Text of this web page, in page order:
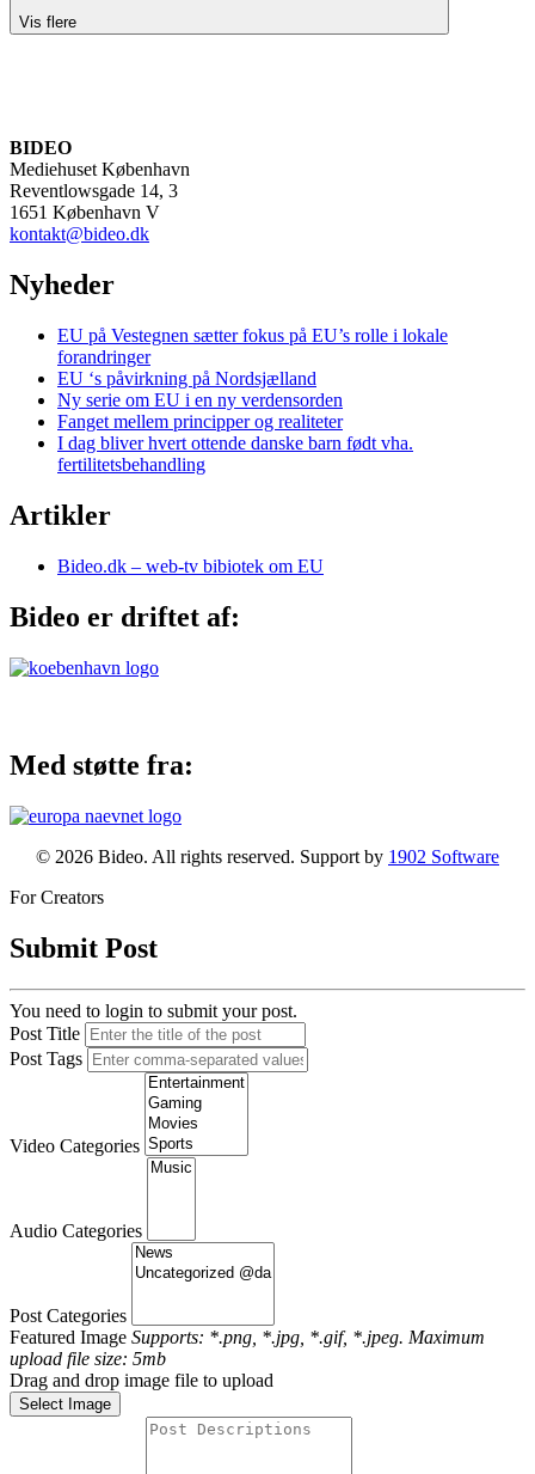
Vis flere
BIDEO
Mediehuset København
Reventlowsgade 14, 3
1651 København V
kontakt@bideo.dk
Nyheder
EU på Vestegnen sætter fokus på EU’s rolle i lokale
forandringer
EU ‘s påvirkning på Nordsjælland
Ny serie om EU i en ny verdensorden
Fanget mellem principper og realiteter
I dag bliver hvert ottende danske barn født vha.
fertilitetsbehandling
Artikler
Bideo.dk – web-tv bibiotek om EU
Bideo er driftet af:
Med støtte fra:
© 2026 Bideo. All rights reserved. Support by 1902 Software
For Creators
Submit Post
You need to login to submit your post.
Post Title
Post Tags
Video Categories
Audio Categories
Post Categories
Featured Image Supports: *.png, *.jpg, *.gif, *.jpeg. Maximum
upload file size: 5mb
Drag and drop image file to upload
Select Image